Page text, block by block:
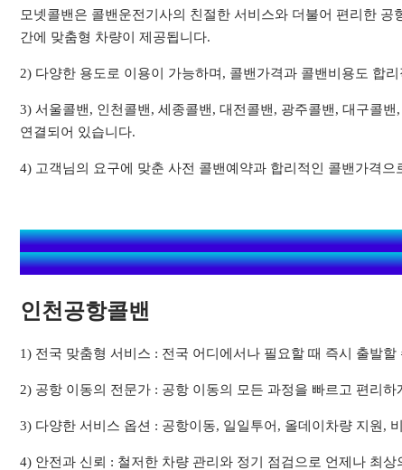
모넷콜밴은 콜밴운전기사의 친절한 서비스와 더불어 편리한
간에 맞춤형 차량이 제공됩니다.
2) 다양한 용도로 이용이 가능하며, 콜밴가격과 콜밴비용도 합
3) 서울콜밴, 인천콜밴, 세종콜밴, 대전콜밴, 광주콜밴, 대구콜
연결되어 있습니다.
4) 고객님의 요구에 맞춘 사전 콜밴예약과 합리적인 콜밴가격
인천공항콜밴
1) 전국 맞춤형 서비스 : 전국 어디에서나 필요할 때 즉시 출발
2) 공항 이동의 전문가 : 공항 이동의 모든 과정을 빠르고 편리하
3) 다양한 서비스 옵션 : 공항이동, 일일투어, 올데이차량 지원,
4) 안전과 신뢰 : 철저한 차량 관리와 정기 점검으로 언제나 최